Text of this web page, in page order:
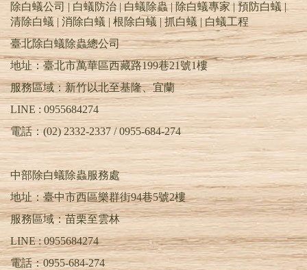
除白蟻PTT | 天兵除白蟻公司 | 除蟲消毒公司台
北推薦 | 除蟲公司基隆.桃園.新竹.苗栗.台中 |
TEL : 0955-684-274 | 清除白蟻 | 消除白蟻 | 居家
除蟲 | 除蟑螂 | 除跳蚤 | 除蛀蟲 | 除螞蟻 | 滅蚊.蒼
蠅 | 除白蟻 | 白蟻防治 | 除白蟻公司PTT | 預防白
蟻 | 白蟻除蟲 | 消滅白蟻 | 根除白蟻 | 白蟻專家 |
抓白蟻 | 白蟻工程 | 除白蟻DIY | 滅白蟻藥 | 白蟻
藥PTT | 蟻后 | 蟻王 | 工蟻 | 幼蟻 | 蟻卵 | 特滅多 |
環境消毒公司 | 害蟲昆蟲驅除 | 害蟲防治
除白蟻公司 | 白蟻防治 | 白蟻除蟲 | 除白蟻專家 | 預防白蟻 |
清除白蟻 | 消除白蟻 | 根除白蟻 | 抓白蟻 | 白蟻工程
臺北除白蟻除蟲總公司
地址：臺北市萬華區西藏路199巷21號1樓
服務區域：新竹以北至基隆、宜蘭
LINE : 0955684274
電話：(02) 2332-2337 / 0955-684-274
中部除白蟻除蟲服務處
地址：臺中市西區樂群街94巷5號2樓
服務區域：苗栗至雲林
LINE :0955684274
電話：0955-684-274